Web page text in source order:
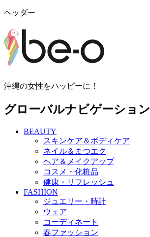
ヘッダー
沖縄の女性をハッピーに！
グローバルナビゲーション
BEAUTY
スキンケア＆ボディケア
ネイル＆まつエク
ヘア＆メイクアップ
コスメ・化粧品
健康・リフレッシュ
FASHION
ジュエリー・時計
ウェア
コーディネート
春ファッション